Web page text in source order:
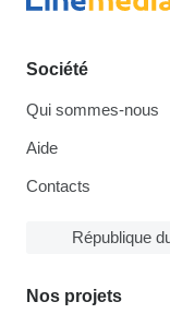
Société
Qui sommes-nous
Aide
Contacts
République
Nos projets